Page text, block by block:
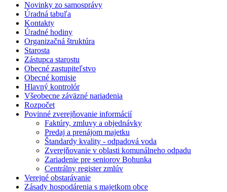
Novinky zo samosprávy
Úradná tabuľa
Kontakty
Úradné hodiny
Organizačná štruktúra
Starosta
Zástupca starostu
Obecné zastupiteľstvo
Obecné komisie
Hlavný kontrolór
Všeobecne záväzné nariadenia
Rozpočet
Povinné zverejňovanie informácií
Faktúry, zmluvy a objednávky
Predaj a prenájom majetku
Štandardy kvality - odpadová voda
Zverejňovanie v oblasti komunálneho odpadu
Zariadenie pre seniorov Bohunka
Centrálny register zmlúv
Verejné obstarávanie
Zásady hospodárenia s majetkom obce